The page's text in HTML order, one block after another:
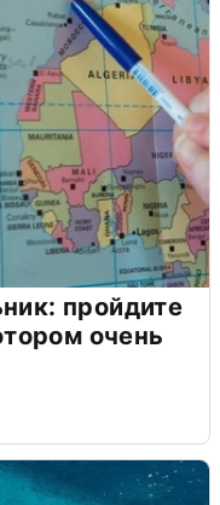
пройдите
очень